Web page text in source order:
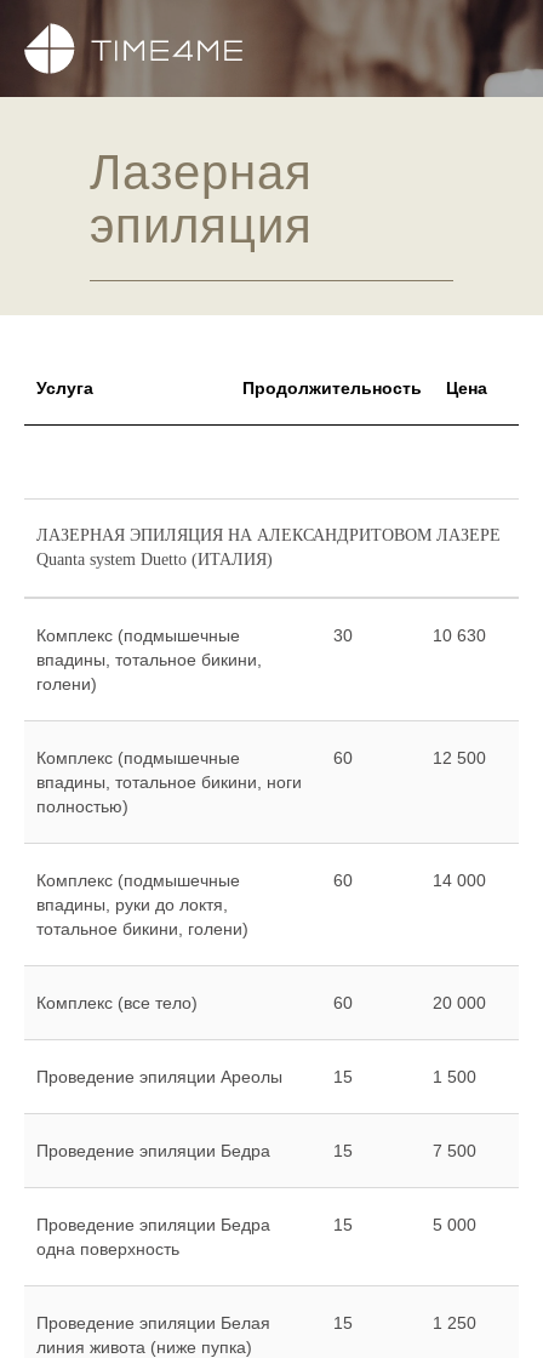
Лазерная
эпиляция
Услуга Продолжительность Цена
ЛАЗЕРНАЯ ЭПИЛЯЦИЯ НА АЛЕКСАНДРИТОВОМ ЛАЗЕРЕ
Quanta system Duetto (ИТАЛИЯ)
Комплекс (подмышечные
впадины, тотальное бикини,
голени)
30 10 630
Комплекс (подмышечные
впадины, тотальное бикини, ноги
полностью)
60 12 500
Комплекс (подмышечные
впадины, руки до локтя,
тотальное бикини, голени)
60 14 000
Комплекс (все тело) 60 20 000
Проведение эпиляции Ареолы 15 1 500
Проведение эпиляции Бедра 15 7 500
Проведение эпиляции Бедра
одна поверхность
15 5 000
Проведение эпиляции Белая
линия живота (ниже пупка)
15 1 250